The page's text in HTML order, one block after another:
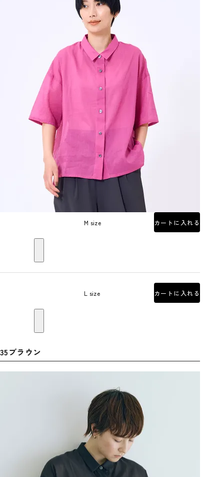
M size カートに入れる
L size カートに入れる
35ブラウン